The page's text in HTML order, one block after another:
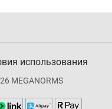
использования
MEGANORMS